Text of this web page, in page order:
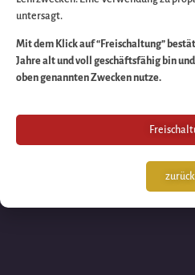
wieder
untersagt.
Mit dem Klick auf “Freischaltung”
Jahre alt und voll geschäftsfähig bin
oben genannten Zwecken nutze.
zurück